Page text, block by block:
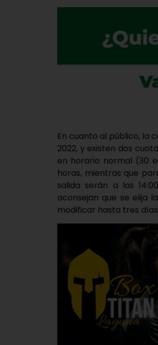
En cuanto al público, la
2022, y existen dos
en horario normal (30
horas, mientras que
salida serán a las
aconsejan que se elija
modificar hasta tres